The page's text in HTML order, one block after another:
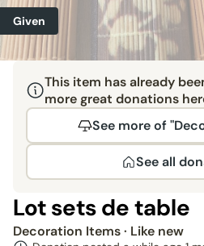
Given
This item has already
more great donations
See more of
See all
Lot sets de table
Decoration Items· Like new